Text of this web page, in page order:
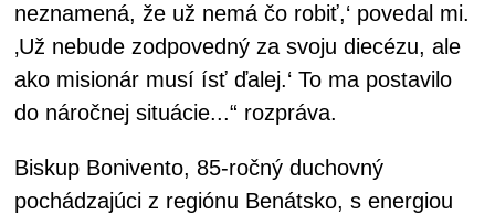
neznamená, že už nemá čo robiť,‘ povedal mi.
‚Už nebude zodpovedný za svoju diecézu, ale
ako misionár musí ísť ďalej.‘ To ma postavilo
do náročnej situácie...“ rozpráva.
Biskup Bonivento, 85-ročný duchovný
pochádzajúci z regiónu Benátsko, s energiou